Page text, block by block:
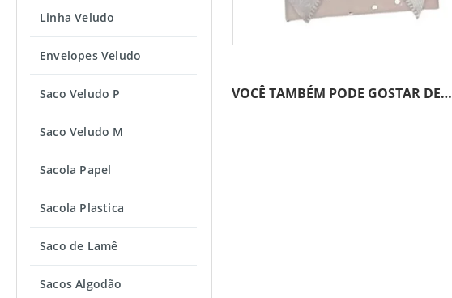
VOCÊ TAMBÉM PODE GOSTAR DE…
Linha Veludo
Envelopes Veludo
Saco Veludo P
Saco Veludo M
Sacola Papel
Sacola Plastica
Saco de Lamê
Sacos Algodão